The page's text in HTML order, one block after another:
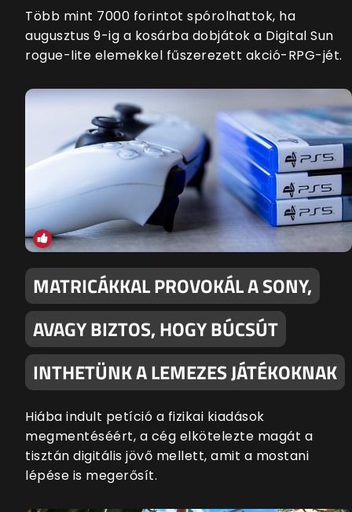
Több mint 7000 forintot spórolhattok, ha
augusztus 9-ig a kosárba dobjátok a Digital Sun
rogue-lite elemekkel fűszerezett akció-RPG-jét.
MATRICÁKKAL PROVOKÁL A SONY,
AVAGY BIZTOS, HOGY BÚCSÚT
INTHETÜNK A LEMEZES JÁTÉKOKNAK
Hiába indult petíció a fizikai kiadások
megmentéséért, a cég elkötelezte magát a
tisztán digitális jövő mellett, amit a mostani
lépése is megerősít.